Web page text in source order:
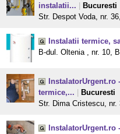
instalatii...
Bucuresti
Str. Despot Voda, nr.
Instalatii termice,
B-dul. Oltenia , nr. 10,
termice,...
Bucuresti
Str. Dima Cristescu,